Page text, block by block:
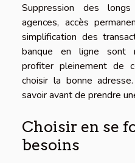
Suppression des
agences, accès
simplification des
banque en ligne sont
profiter pleinement de
choisir la bonne
savoir avant de prendre
Choisir en se
besoins